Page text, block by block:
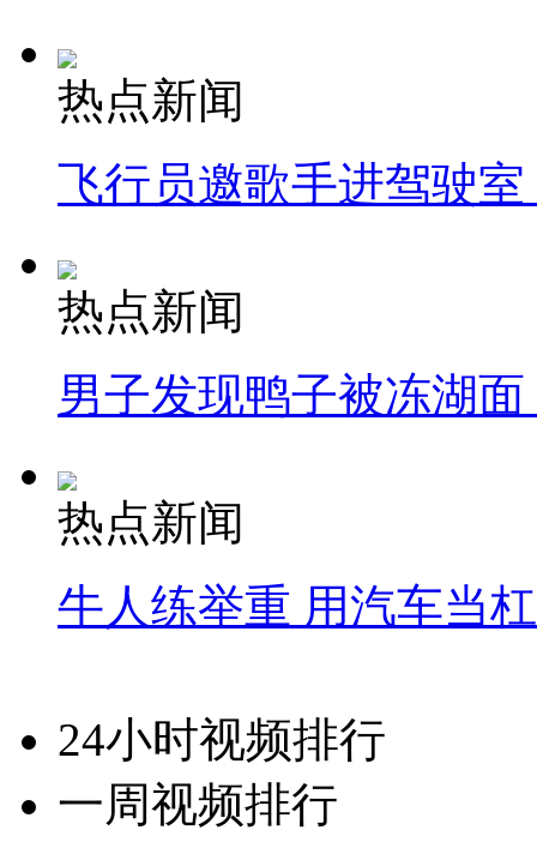
热点新闻
飞行员邀歌手进驾驶
热点新闻
男子发现鸭子被冻湖
热点新闻
牛人练举重 用汽车当
24小时视频排行
一周视频排行